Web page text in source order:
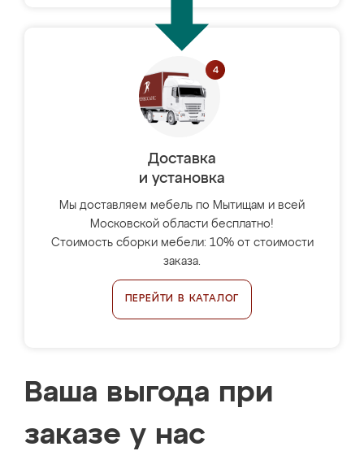
Доставка
и установка
Мы доставляем мебель по Мытищам и всей
Московской области бесплатно!
Стоимость сборки мебели: 10% от стоимости
заказа.
ПЕРЕЙТИ В КАТАЛОГ
Ваша выгода при
заказе у нас